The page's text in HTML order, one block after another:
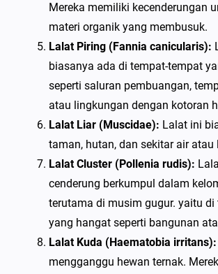
Mereka memiliki kecenderungan
materi organik yang membusuk.
Lalat Piring (Fannia canicularis):
biasanya ada di tempat-tempat
seperti saluran pembuangan,
atau lingkungan dengan kotoran
Lalat Liar (Muscidae): Lalat ini
taman, hutan, dan sekitar air atau
Lalat Cluster (Pollenia rudis):
cenderung berkumpul dalam
terutama di musim gugur. yaitu
yang hangat seperti bangunan
Lalat Kuda (Haematobia irritans):
mengganggu hewan ternak.